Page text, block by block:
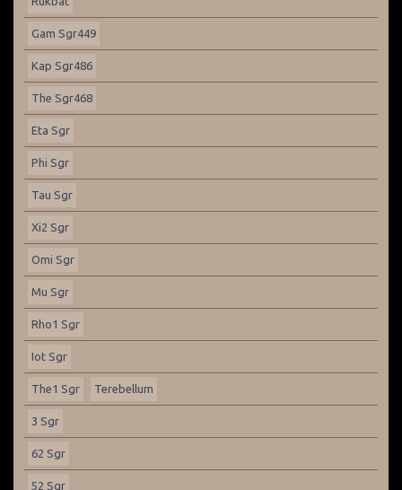
Gam Sgr449
Kap Sgr486
The Sgr468
Eta Sgr
Phi Sgr
Tau Sgr
Xi2 Sgr
Omi Sgr
Mu Sgr
Rho1 Sgr
Iot Sgr
The1 Sgr Terebellum
3 Sgr
62 Sgr
52 Sgr